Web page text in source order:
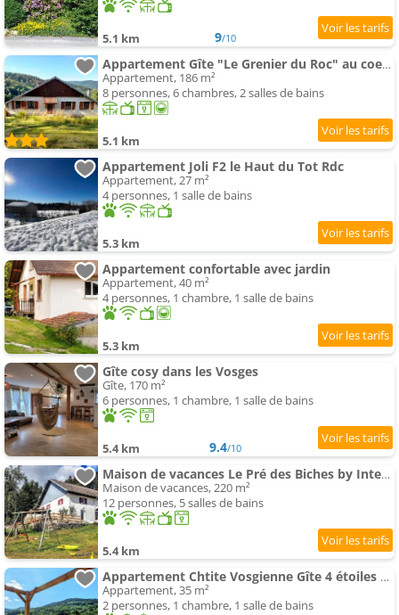
5.1 km 9/10
Appartement Gîte "Le Grenier du Roc" au coeur de la forêt vosgienne à Basse-sur-le-Rupt
Appartement, 186 m²
8 personnes, 6 chambres, 2 salles de bains
5.1 km
Appartement Joli F2 le Haut du Tot Rdc
Appartement, 27 m²
4 personnes, 1 salle de bains
5.3 km
Appartement confortable avec jardin
Appartement, 40 m²
4 personnes, 1 chambre, 1 salle de bains
5.3 km
Gîte cosy dans les Vosges
Gîte, 170 m²
6 personnes, 1 chambre, 1 salle de bains
5.4 km 9.4/10
Maison de vacances Le Pré des Biches by Interhome
Maison de vacances, 220 m²
12 personnes, 5 salles de bains
5.4 km
Appartement Chtite Vosgienne Gîte 4 étoiles cosy
Appartement, 35 m²
2 personnes, 1 chambre, 1 salle de bains